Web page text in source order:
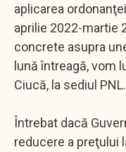
aplicarea
aprilie 2022-martie
concrete asupra
lună întreagă, vom
Ciucă, la sediul PNL.
Întrebat dacă
reducere a preţului